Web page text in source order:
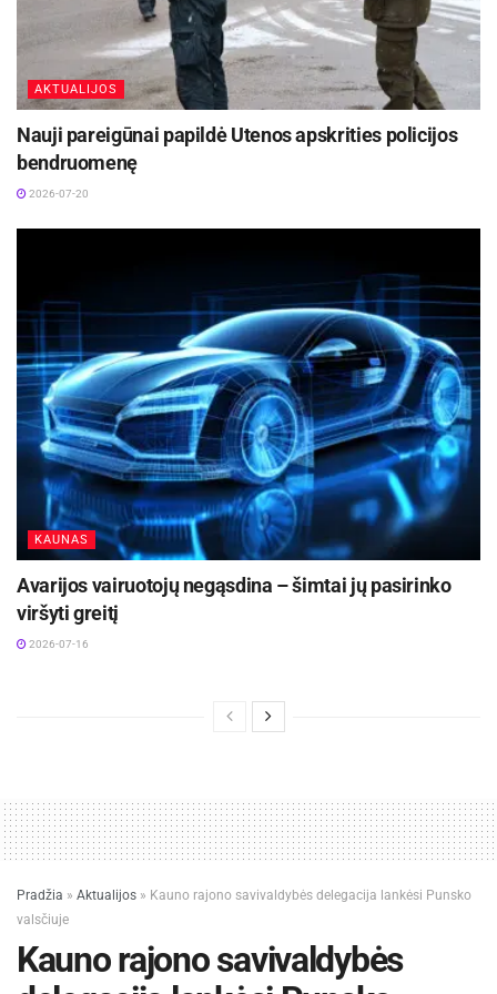
Šaltinis: Panevėžio apskr. VPK
AKTUALIJOS
Nauji pareigūnai papildė Utenos apskrities policijos
bendruomenę
2026-07-20
KAUNAS
Avarijos vairuotojų negąsdina – šimtai jų pasirinko
viršyti greitį
2026-07-16
Pradžia » Aktualijos » Kauno rajono savivaldybės delegacija lankėsi Punsko
valsčiuje
Kauno rajono savivaldybės